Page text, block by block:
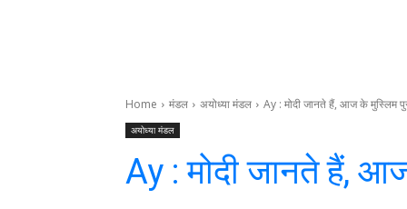
Home मंडल अयोध्या मंडल Ay : मोदी जानते हैं, आज के मुस्लिम
अयोध्या मंडल
Ay : मोदी जानते हैं,